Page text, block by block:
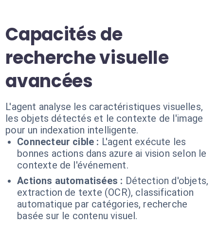
Capacités de
recherche visuelle
avancées
L'agent analyse les caractéristiques visuelles,
les objets détectés et le contexte de l'image
pour un indexation intelligente.
Connecteur cible : L'agent exécute les
bonnes actions dans azure ai vision selon le
contexte de l'événement.
Actions automatisées : Détection d'objets,
extraction de texte (OCR), classification
automatique par catégories, recherche
basée sur le contenu visuel.